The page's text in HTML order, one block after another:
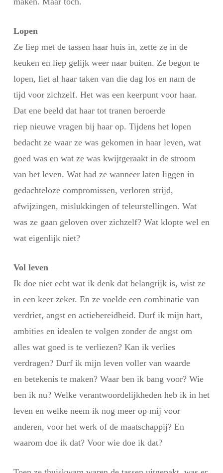
Lopen
Ze liep met de tassen haar huis in, zette ze in de
keuken en liep gelijk weer naar buiten. Ze begon te
lopen, liet al haar taken van die dag los en nam de
tijd voor zichzelf. Het was een keerpunt voor haar.
Dat ene beeld dat haar tot tranen beroerde
riep nieuwe vragen bij haar op. Tijdens het lopen
bedacht ze waar ze was gekomen in haar leven, wat
goed was en wat ze was kwijtgeraakt in de stroom
van het leven. Wat had ze wanneer laten liggen in
gedachteloze compromissen, verloren strijd,
afwijzingen, mislukkingen of teleurstellingen. Wat
was ze gaan geloven over zichzelf? Wat klopte wel en
wat eigenlijk niet?
Vol leven
Ik doe niet echt wat ik denk dat belangrijk is, wist ze
in een keer zeker. En ze voelde een combinatie van
verdriet, angst en actiebereidheid. Durf ik mijn hart,
ambities en idealen te volgen zonder de angst om
alles wat goed is te verliezen? Kan ik verlies
verdragen? Durf ik mijn leven voller van waarde
en betekenis te maken? Waar ben ik bang voor? Wie
ben ik nu? Welke verantwoordelijkheden heb ik in het
leven en welke neem ik nog meer op mij voor
anderen, voor het werk of de maatschappij? En
waarom doe ik dat? Voor wie doe ik dat?